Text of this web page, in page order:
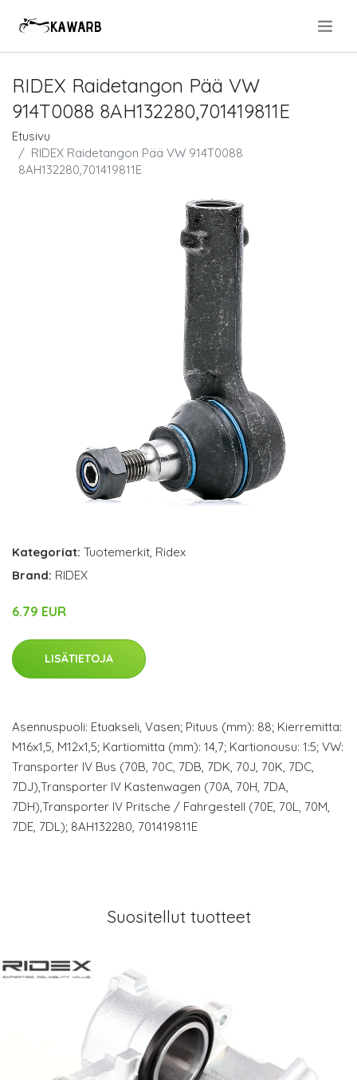
RIDEX Raidetangon Pää VW
914T0088 8AH132280,701419811E
Etusivu
RIDEX Raidetangon Pää VW 914T0088
8AH132280,701419811E
Kategoriat: Tuotemerkit, Ridex
Brand: RIDEX
6.79 EUR
LISÄTIETOJA
Asennuspuoli: Etuakseli, Vasen; Pituus (mm): 88; Kierremitta:
M16x1,5, M12x1,5; Kartiomitta (mm): 14,7; Kartionousu: 1:5; VW:
Transporter IV Bus (70B, 70C, 7DB, 7DK, 70J, 70K, 7DC,
7DJ),Transporter IV Kastenwagen (70A, 70H, 7DA,
7DH),Transporter IV Pritsche / Fahrgestell (70E, 70L, 70M,
7DE, 7DL); 8AH132280, 701419811E
Suositellut tuotteet